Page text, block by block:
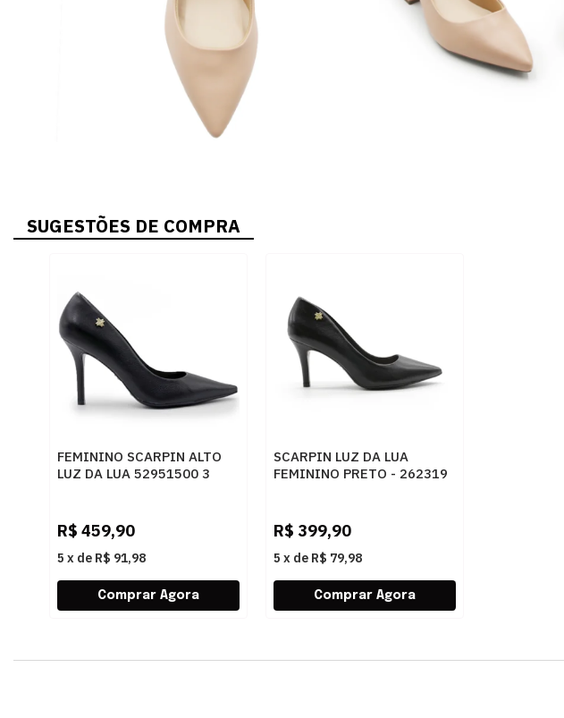
SUGESTÕES DE COMPRA
FEMININO SCARPIN ALTO
LUZ DA LUA 52951500 3
R$ 459,90
5 x de R$ 91,98
SCARPIN LUZ DA LUA
FEMININO PRETO - 262319
R$ 399,90
5 x de R$ 79,98